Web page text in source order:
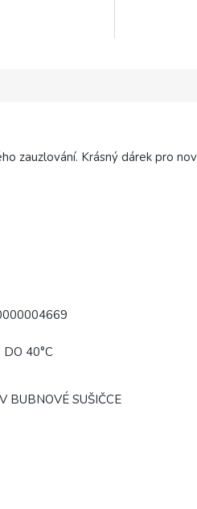
zauzlování. Krásný dárek pro
669
DO 40°C
BUBNOVÉ SUŠIČCE